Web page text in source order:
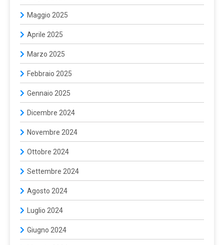
Maggio 2025
Aprile 2025
Marzo 2025
Febbraio 2025
Gennaio 2025
Dicembre 2024
Novembre 2024
Ottobre 2024
Settembre 2024
Agosto 2024
Luglio 2024
Giugno 2024